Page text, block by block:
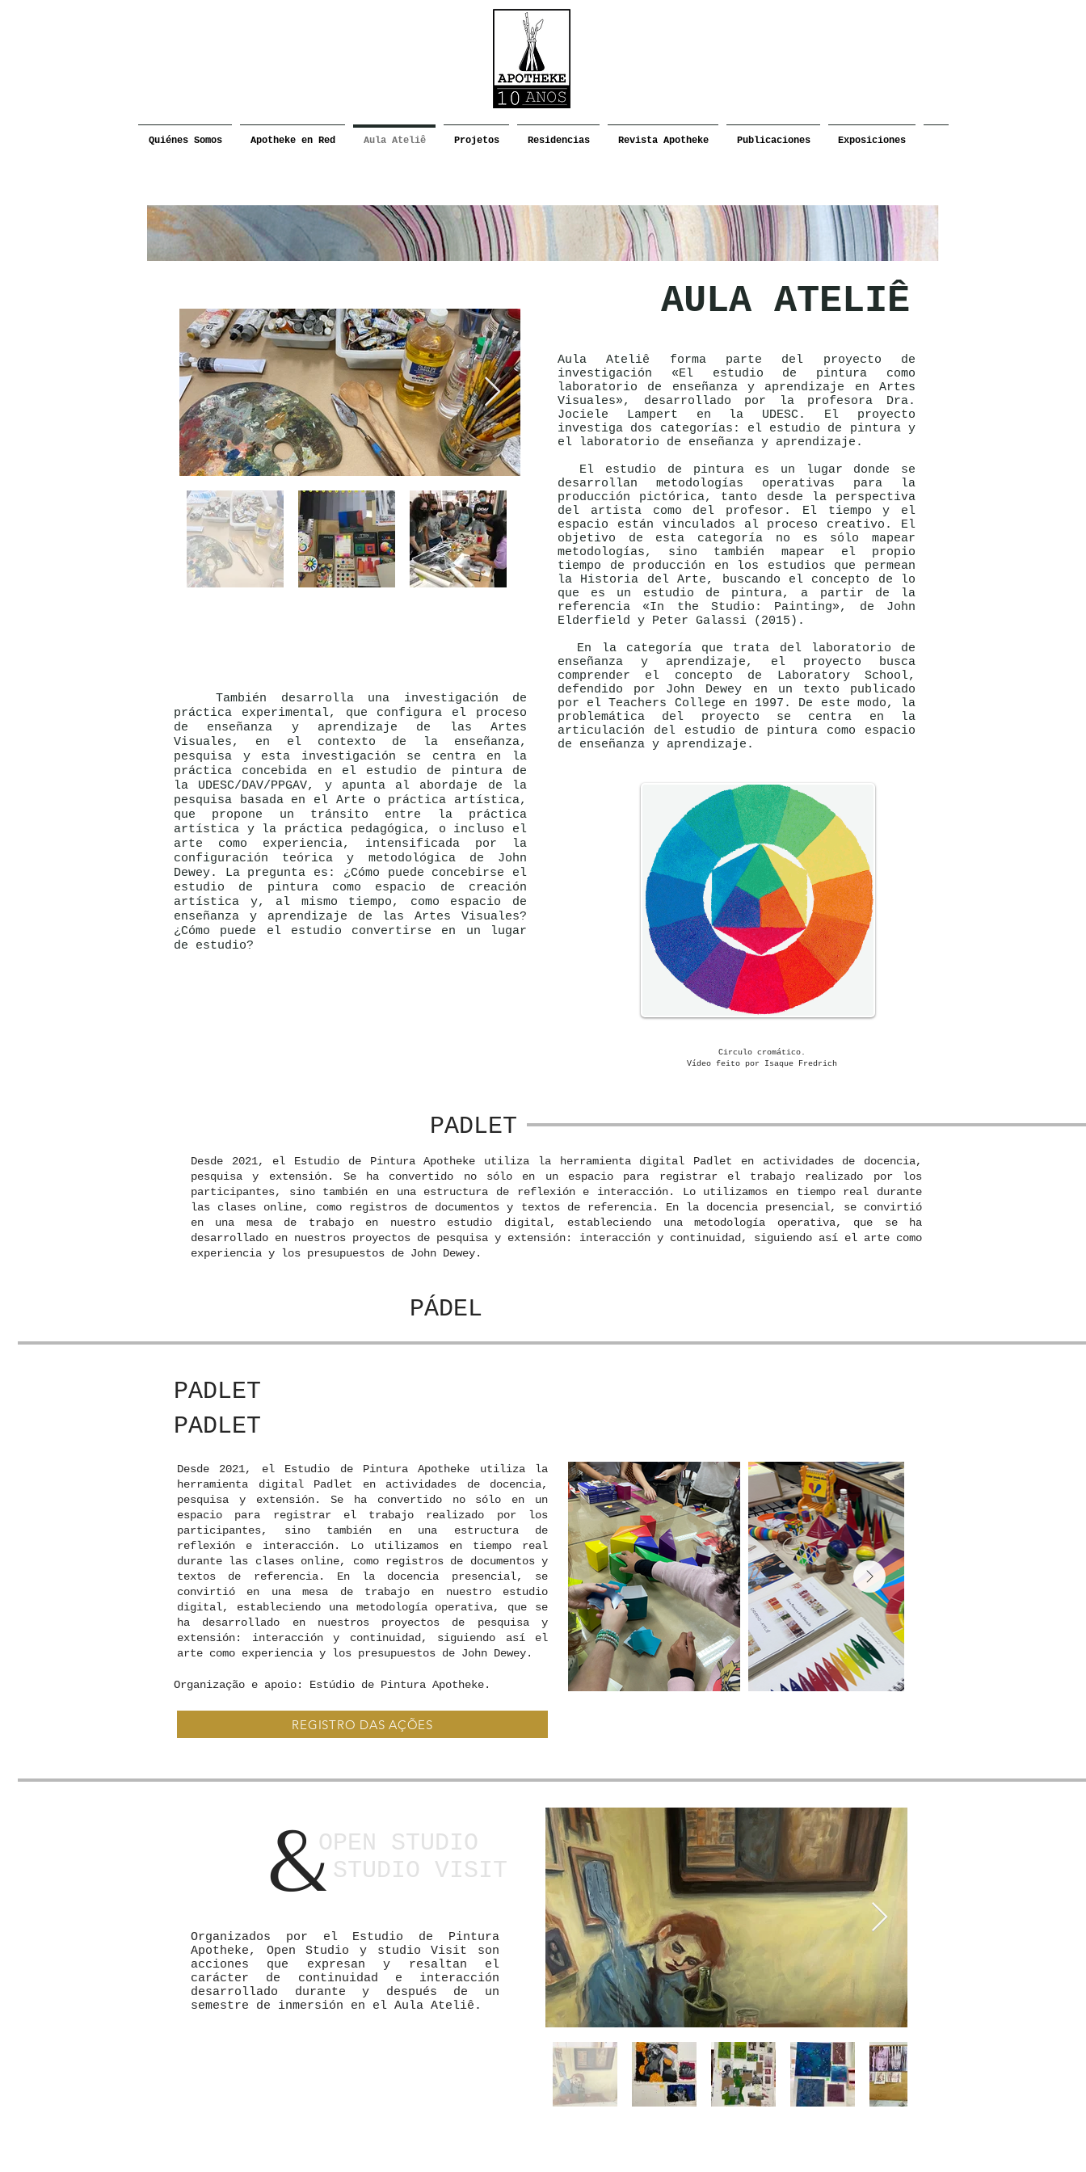
Quiénes Somos Apotheke en Red Aula Ateliê Projetos Residencias Revista Apotheke Publicaciones Exposiciones
También desarrolla una investigación de
práctica experimental, que configura el proceso
de enseñanza y aprendizaje de las Artes
Visuales, en el contexto de la enseñanza,
pesquisa y esta investigación se centra en la
práctica concebida en el estudio de pintura de
la UDESC/DAV/PPGAV, y apunta al abordaje de la
pesquisa basada en el Arte o práctica artística,
que propone un tránsito entre la práctica
artística y la práctica pedagógica, o incluso el
arte como experiencia, intensificada por la
configuración teórica y metodológica de John
Dewey. La pregunta es: ¿Cómo puede concebirse el
estudio de pintura como espacio de creación
artística y, al mismo tiempo, como espacio de
enseñanza y aprendizaje de las Artes Visuales?
¿Cómo puede el estudio convertirse en un lugar
de estudio?
AULA ATELIÊ
Aula Ateliê forma parte del proyecto de
investigación «El estudio de pintura como
laboratorio de enseñanza y aprendizaje en Artes
Visuales», desarrollado por la profesora Dra.
Jociele Lampert en la UDESC. El proyecto
investiga dos categorías: el estudio de pintura y
el laboratorio de enseñanza y aprendizaje.
El estudio de pintura es un lugar donde se
desarrollan metodologías operativas para la
producción pictórica, tanto desde la perspectiva
del artista como del profesor. El tiempo y el
espacio están vinculados al proceso creativo. El
objetivo de esta categoría no es sólo mapear
metodologías, sino también mapear el propio
tiempo de producción en los estudios que permean
la Historia del Arte, buscando el concepto de lo
que es un estudio de pintura, a partir de la
referencia «In the Studio: Painting», de John
Elderfield y Peter Galassi (2015).
En la categoría que trata del laboratorio de
enseñanza y aprendizaje, el proyecto busca
comprender el concepto de Laboratory School,
defendido por John Dewey en un texto publicado
por el Teachers College en 1997. De este modo, la
problemática del proyecto se centra en la
articulación del estudio de pintura como espacio
de enseñanza y aprendizaje.
Círculo cromático.
Vídeo realizado por Luana Gonçalves Santana
Circulo cromático.
Vídeo feito por Isaque Fredrich
PADLET
Desde 2021, el Estudio de Pintura Apotheke utiliza la herramienta digital Padlet en actividades de docencia,
pesquisa y extensión. Se ha convertido no sólo en un espacio para registrar el trabajo realizado por los
participantes, sino también en una estructura de reflexión e interacción. Lo utilizamos en tiempo real durante
las clases online, como registros de documentos y textos de referencia. En la docencia presencial, se convirtió
en una mesa de trabajo en nuestro estudio digital, estableciendo una metodología operativa, que se ha
desarrollado en nuestros proyectos de pesquisa y extensión: interacción y continuidad, siguiendo así el arte como
experiencia y los presupuestos de John Dewey.
PÁDEL
PADLET
PADLET
Desde 2021, el Estudio de Pintura Apotheke utiliza la
herramienta digital Padlet en actividades de docencia,
pesquisa y extensión. Se ha convertido no sólo en un
espacio para registrar el trabajo realizado por los
participantes, sino también en una estructura de
reflexión e interacción. Lo utilizamos en tiempo real
durante las clases online, como registros de documentos y
textos de referencia. En la docencia presencial, se
convirtió en una mesa de trabajo en nuestro estudio
digital, estableciendo una metodología operativa, que se
ha desarrollado en nuestros proyectos de pesquisa y
extensión: interacción y continuidad, siguiendo así el
arte como experiencia y los presupuestos de John Dewey.
Organização e apoio: Estúdio de Pintura Apotheke.
REGISTRO DAS AÇÕES
&OPEN STUDIO
STUDIO VISIT
Organizados por el Estudio de Pintura
Apotheke, Open Studio y studio Visit son
acciones que expresan y resaltan el
carácter de continuidad e interacción
desarrollado durante y después de un
semestre de inmersión en el Aula Ateliê.